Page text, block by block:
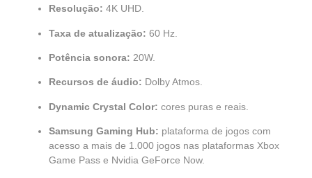
Resolução: 4K UHD.
Taxa de atualização: 60 Hz.
Potência sonora: 20W.
Recursos de áudio: Dolby Atmos.
Dynamic Crystal Color: cores puras e reais.
Samsung Gaming Hub: plataforma de jogos com
acesso a mais de 1.000 jogos nas plataformas Xbox
Game Pass e Nvidia GeForce Now.